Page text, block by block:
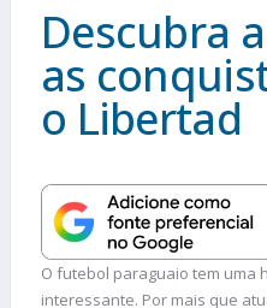
Descubra
as
o Libertad
O futebol paraguaio tem uma
interessante. Por mais que